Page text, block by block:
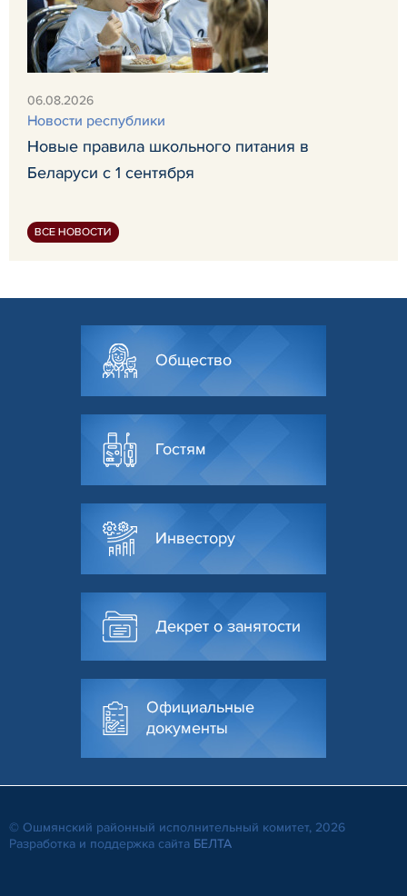
06.08.2026
Новости республики
Новые правила школьного питания в
Беларуси с 1 сентября
ВСЕ НОВОСТИ
Общество
Гостям
Инвестору
Декрет о занятости
Официальные
документы
© Ошмянский районный исполнительный комитет, 2026
Разработка и поддержка сайта БЕЛТА